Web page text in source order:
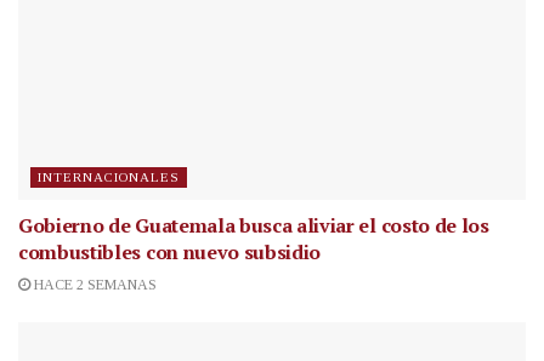
INTERNACIONALES
Gobierno de Guatemala busca aliviar el costo de los
combustibles con nuevo subsidio
HACE 2 SEMANAS